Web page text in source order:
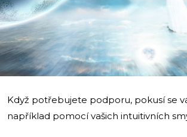
Když potřebujete podporu, pokusí se
například pomocí vašich intuitivních